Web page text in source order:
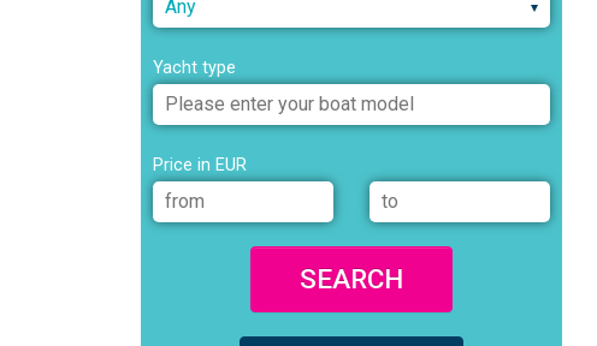
Any
Yacht type
Price in EUR
SEARCH